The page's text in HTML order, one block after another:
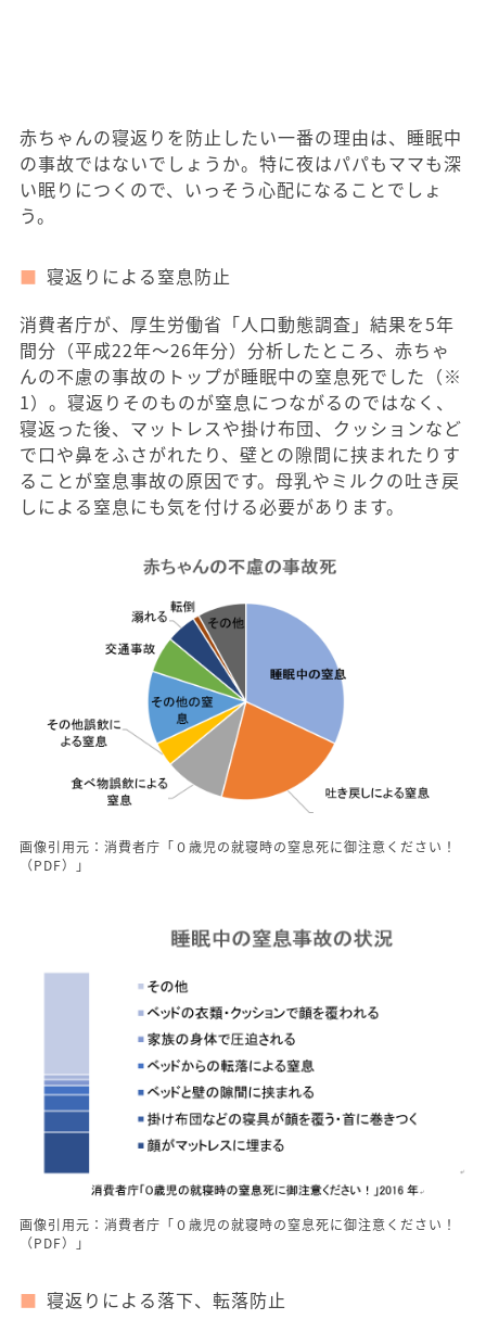
赤ちゃんの寝返りを防止したい一番の理由は、睡眠中
の事故ではないでしょうか。特に夜はパパもママも深
い眠りにつくので、いっそう心配になることでしょ
う。
寝返りによる窒息防止
消費者庁が、厚生労働省「人口動態調査」結果を5年
間分（平成22年～26年分）分析したところ、赤ちゃ
んの不慮の事故のトップが睡眠中の窒息死でした（※
1）。寝返りそのものが窒息につながるのではなく、
寝返った後、マットレスや掛け布団、クッションなど
で口や鼻をふさがれたり、壁との隙間に挟まれたりす
ることが窒息事故の原因です。母乳やミルクの吐き戻
しによる窒息にも気を付ける必要があります。
画像引用元：消費者庁「０歳児の就寝時の窒息死に御注意ください！
（PDF）」
画像引用元：消費者庁「０歳児の就寝時の窒息死に御注意ください！
（PDF）」
寝返りによる落下、転落防止